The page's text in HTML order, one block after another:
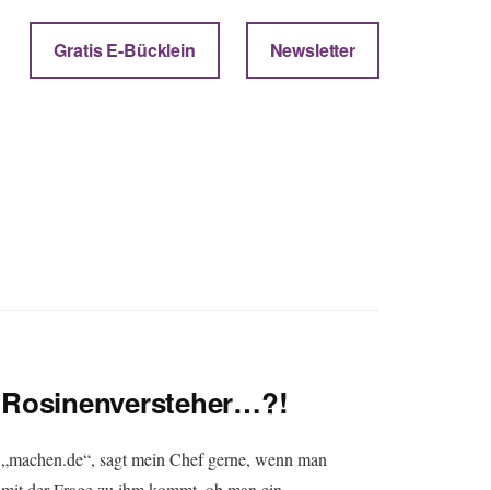
Gratis E-Bücklein Newsletter
Rosinenversteher…?!
„machen.de“, sagt mein Chef gerne, wenn man